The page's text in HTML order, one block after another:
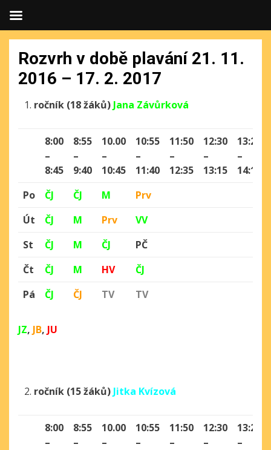
Rozvrh v době plavání 21. 11.
2016 – 17. 2. 2017
ročník (18 žáků) Jana Závůrková
8:00
–
8:45
8:55
–
9:40
10.00
–
10:45
10:55
–
11:40
11:50
–
12:35
12:30
–
13:15
13:25
–
14:10
Po
ČJ ČJ M
Prv
Út
ČJ M Prv
VV
St
ČJ M ČJ
PČ
Čt
ČJ M HV
ČJ
Pá
ČJ ČJ TV TV
JZ, JB, JU
ročník (15 žáků) Jitka Kvízová
8:00
–
8:55
–
10.00
–
10:55
–
11:50
–
12:30
–
13:25
–